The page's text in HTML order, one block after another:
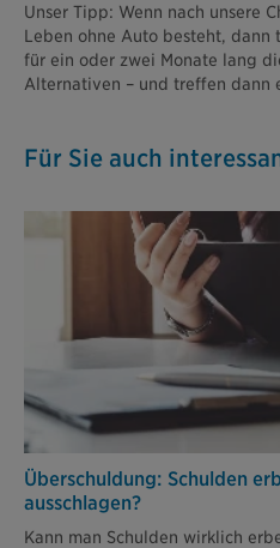
Unser Tipp: Wenn nach unsere
Leben ohne Auto besteht, dann
für ein oder zwei Monate lang
Alternativen – und treffen dann
Für Sie auch
Überschuldung: Schulden
ausschlagen?
Kann man Schulden wirklich